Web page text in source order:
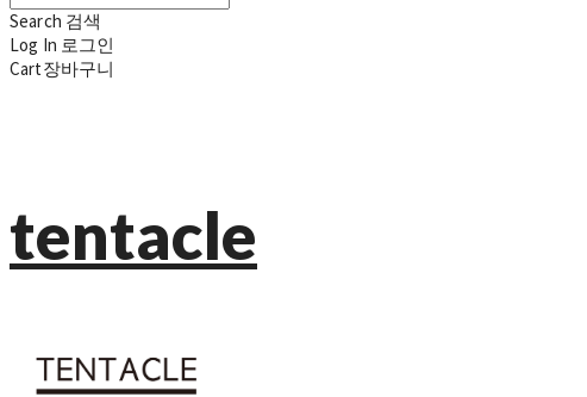
Search 검색
Log In 로그인
Cart장바구니
tentacle